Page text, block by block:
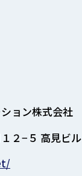
ョン株式会社
２−５ 高見ビル